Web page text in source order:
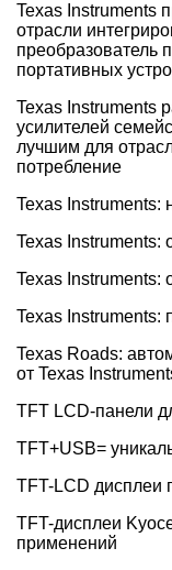
Texas Instruments
отрасли
преобразователь
портативных
Texas Instruments
усилителей
лучшим для
потребление
Texas
Texas Instruments:
Texas Instruments:
Texas Instruments:
Texas Roads:
от Texas
TFT LCD-панели
TFT+USB=
TFT-LCD дисплеи
TFT-дисплеи
применений